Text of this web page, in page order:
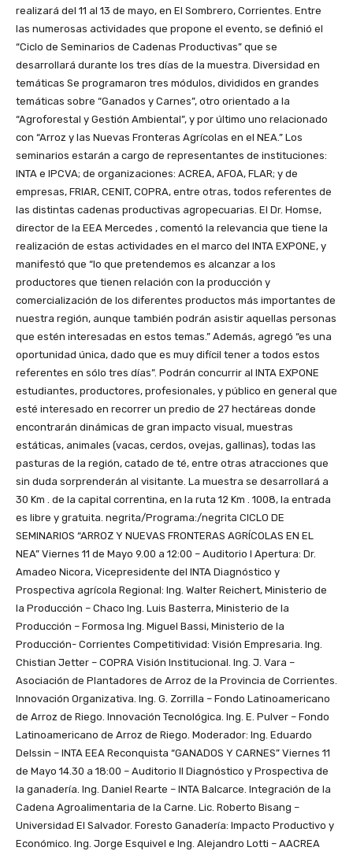
realizará del 11 al 13 de mayo, en El Sombrero, Corrientes. Entre
las numerosas actividades que propone el evento, se definió el
“Ciclo de Seminarios de Cadenas Productivas” que se
desarrollará durante los tres días de la muestra. Diversidad en
temáticas Se programaron tres módulos, divididos en grandes
temáticas sobre “Ganados y Carnes”, otro orientado a la
“Agroforestal y Gestión Ambiental”, y por último uno relacionado
con “Arroz y las Nuevas Fronteras Agrícolas en el NEA.” Los
seminarios estarán a cargo de representantes de instituciones:
INTA e IPCVA; de organizaciones: ACREA, AFOA, FLAR; y de
empresas, FRIAR, CENIT, COPRA, entre otras, todos referentes de
las distintas cadenas productivas agropecuarias. El Dr. Homse,
director de la EEA Mercedes , comentó la relevancia que tiene la
realización de estas actividades en el marco del INTA EXPONE, y
manifestó que “lo que pretendemos es alcanzar a los
productores que tienen relación con la producción y
comercialización de los diferentes productos más importantes de
nuestra región, aunque también podrán asistir aquellas personas
que estén interesadas en estos temas.” Además, agregó “es una
oportunidad única, dado que es muy difícil tener a todos estos
referentes en sólo tres días”. Podrán concurrir al INTA EXPONE
estudiantes, productores, profesionales, y público en general que
esté interesado en recorrer un predio de 27 hectáreas donde
encontrarán dinámicas de gran impacto visual, muestras
estáticas, animales (vacas, cerdos, ovejas, gallinas), todas las
pasturas de la región, catado de té, entre otras atracciones que
sin duda sorprenderán al visitante. La muestra se desarrollará a
30 Km . de la capital correntina, en la ruta 12 Km . 1008, la entrada
es libre y gratuita. negrita/Programa:/negrita CICLO DE
SEMINARIOS “ARROZ Y NUEVAS FRONTERAS AGRÍCOLAS EN EL
NEA” Viernes 11 de Mayo 9.00 a 12:00 – Auditorio I Apertura: Dr.
Amadeo Nicora, Vicepresidente del INTA Diagnóstico y
Prospectiva agrícola Regional: Ing. Walter Reichert, Ministerio de
la Producción – Chaco Ing. Luis Basterra, Ministerio de la
Producción – Formosa Ing. Miguel Bassi, Ministerio de la
Producción- Corrientes Competitividad: Visión Empresaria. Ing.
Chistian Jetter – COPRA Visión Institucional. Ing. J. Vara –
Asociación de Plantadores de Arroz de la Provincia de Corrientes.
Innovación Organizativa. Ing. G. Zorrilla – Fondo Latinoamericano
de Arroz de Riego. Innovación Tecnológica. Ing. E. Pulver – Fondo
Latinoamericano de Arroz de Riego. Moderador: Ing. Eduardo
Delssin – INTA EEA Reconquista “GANADOS Y CARNES” Viernes 11
de Mayo 14.30 a 18:00 – Auditorio II Diagnóstico y Prospectiva de
la ganadería. Ing. Daniel Rearte – INTA Balcarce. Integración de la
Cadena Agroalimentaria de la Carne. Lic. Roberto Bisang –
Universidad El Salvador. Foresto Ganadería: Impacto Productivo y
Económico. Ing. Jorge Esquivel e Ing. Alejandro Lotti – AACREA